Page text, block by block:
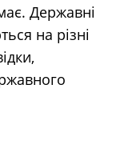
Державні
на різні